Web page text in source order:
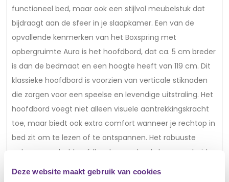
Deze website maakt gebruik van cookies
functioneel bed, maar ook een stijlvol meubelstuk dat
bijdraagt aan de sfeer in je slaapkamer. Een van de
opvallende kenmerken van het Boxspring met
opbergruimte Aura is het hoofdbord, dat ca. 5 cm breder
is dan de bedmaat en een hoogte heeft van 119 cm. Dit
klassieke hoofdbord is voorzien van verticale stiknaden
die zorgen voor een speelse en levendige uitstraling. Het
hoofdbord voegt niet alleen visuele aantrekkingskracht
toe, maar biedt ook extra comfort wanneer je rechtop in
bed zit om te lezen of te ontspannen. Het robuuste
ontwerp van het hoofdbord garandeert duurzaamheid,